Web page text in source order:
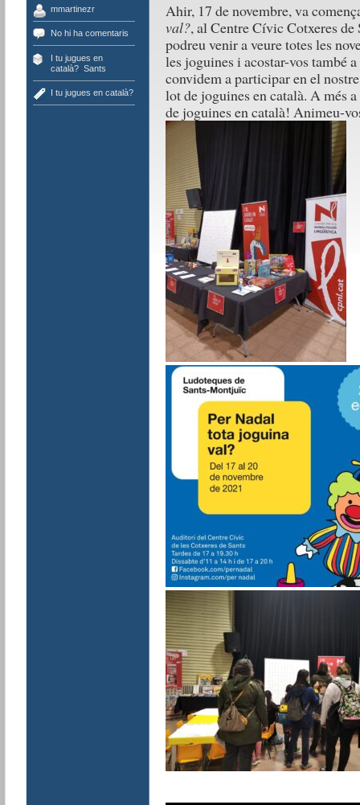
mmartinezr
No hi ha comentaris
I tu jugues en
català?, Sants
I tu jugues en català?
Ahir, 17 de novembre, va
val?, al Centre Cívic Cotxeres de
podreu venir a veure totes les
les joguines i acostar-vos també
convidem a participar en el
lot de joguines en català. A més
de joguines en català! Animeu-